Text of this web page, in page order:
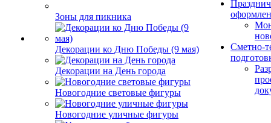
Зоны для пикника
Декорации ко Дню Победы (9 мая)
Декорации на День города
Новогодние световые фигуры
Новогодние уличные фигуры
Сметно-